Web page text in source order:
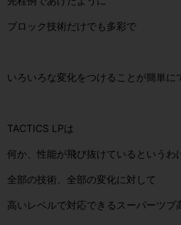
ブロック技術だけでも多彩で
いろいろな変化をつけることが簡単に
TACTICS LPは
何か、性能が飛び抜けているというわ
全部の技術、全部の変化に対して
高いレベルで対応できるスーパーツブ